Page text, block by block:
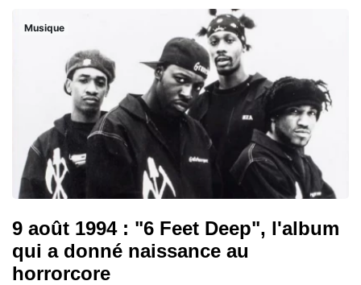
Musique
9 août 1994 : "6 Feet Deep", l'album
qui a donné naissance au
horrorcore